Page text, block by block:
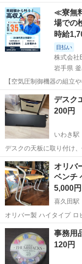
福島 いわき市 東
≪寮無
場での
時給
日払い
株式会社
岩手県
【空気圧制御機器の組立
カー通勤OK＆工場敷地内に無料駐車場
気圧制御機器（シリンダ
出荷業務◇ ＊大手メーカー
岩手 釜石市 釜石駅
デスク
200円
いわき駅
デスクの天板に取り付け
福島 いわき市
オリバー ハイ
ベンチ
5,000円
喜久田駅
オリバー製 ハイタイプ ロビーチェア 2人用 スタンドベンチ サイズ
(mm) 横幅1100 奥行430 高さ810 ※参考新品価格130,000円程度 多少
の使用感はあります 現在
福島 郡山市 喜久
事務用
120円